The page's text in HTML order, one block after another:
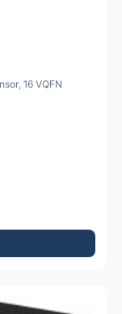
16 VQFN